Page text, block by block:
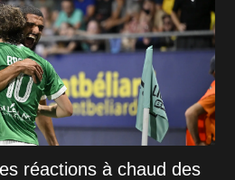
réactions à chaud des